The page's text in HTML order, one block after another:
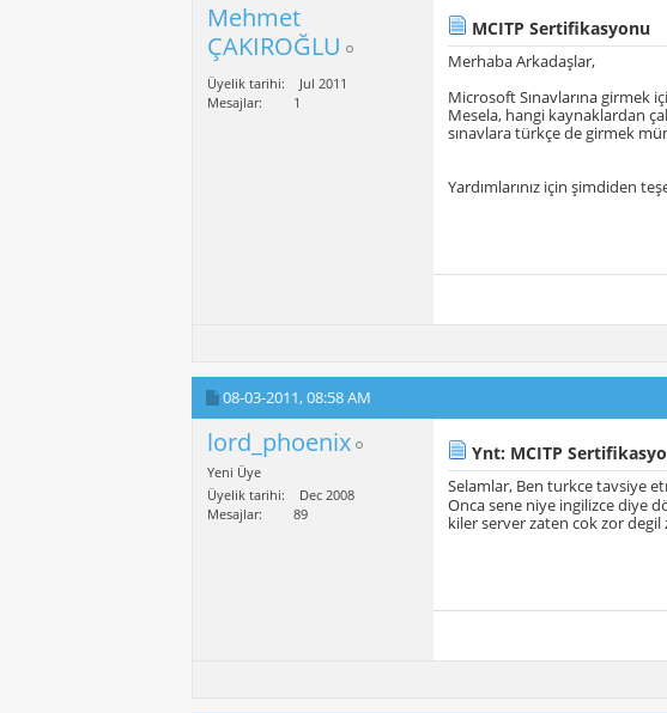
Mehmet
ÇAKIROĞLU
Üyelik tarihi
Jul 2011
Mesajlar
1
MCITP Sertifikasyonu
Merhaba Arkadaşlar,
Microsoft Sınavlarına girmek
Mesela, hangi kaynaklardan
sınavlara türkçe de girmek
Yardımlarınız için şimdiden
08-03-2011,08:58 AM
lord_phoenix
Yeni Üye
Üyelik tarihi
Dec 2008
Mesajlar
89
Ynt: MCITP
Selamlar, Ben turkce tavsiye
Onca sene niye ingilizce diye
kiler server zaten cok zor